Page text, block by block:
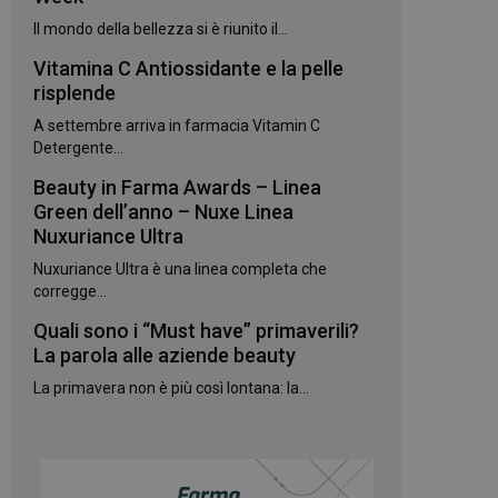
Il mondo della bellezza si è riunito il...
Vitamina C Antiossidante e la pelle
risplende
A settembre arriva in farmacia Vitamin C
Detergente...
Beauty in Farma Awards – Linea
Green dell’anno – Nuxe Linea
Nuxuriance Ultra
Nuxuriance Ultra è una linea completa che
corregge...
Quali sono i “Must have” primaverili?
La parola alle aziende beauty
La primavera non è più così lontana: la...
sul linguaggio
utilizzato per
Normalmente
il modo in cui
il sito, ma un
di accesso per un
Universal
del
da
per distinguere
in modo
È incluso in ogni
per calcolare i
per i rapporti di
Analytics per
Cookie-